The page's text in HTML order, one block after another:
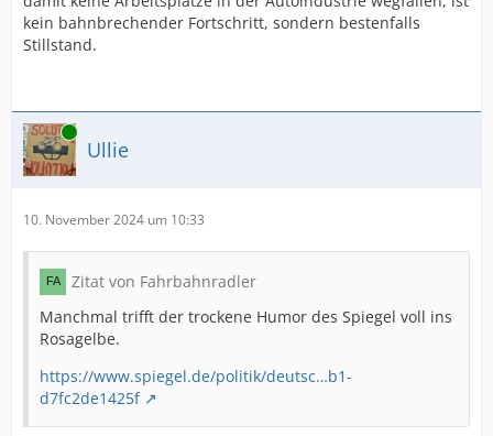
kein bahnbrechender Fortschritt, sondern bestenfalls
Stillstand.
Online
Ullie
10. November 2024 um 10:33
Zitat von Fahrbahnradler
Manchmal trifft der trockene Humor des Spiegel voll ins
Rosagelbe.
https://www.spiegel.de/politik/deutsc…b1-
d7fc2de1425f